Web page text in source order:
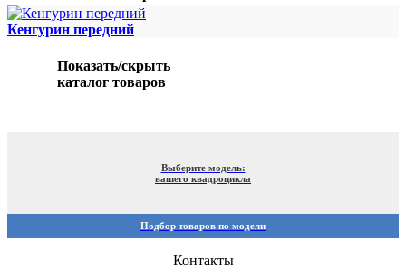
Кенгурин передний
Показать/скрыть
каталог товаров
Выберите модель:
вашего квадроцикла
Подбор товаров по модели
Контакты